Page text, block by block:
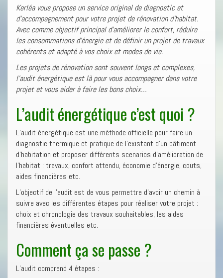
Kerléa vous propose un service original de diagnostic et
d’accompagnement pour votre projet de rénovation d’habitat.
Avec comme objectif principal d’améliorer le confort, réduire
les consommations d’énergie et de définir un projet de travaux
cohérents et adapté à vos choix et modes de vie.
Les projets de rénovation sont souvent longs et complexes,
l’audit énergétique est là pour vous accompagner dans votre
projet et vous aider à faire les bons choix…
L’audit énergétique c’est quoi ?
L’audit énergétique est une méthode officielle pour faire un
diagnostic thermique et pratique de l’existant d’un bâtiment
d’habitation et proposer différents scenarios d’amélioration de
l’habitat : travaux, confort attendu, économie d’énergie, couts,
aides financières etc.
L’objectif de l’audit est de vous permettre d’avoir un chemin à
suivre avec les différentes étapes pour réaliser votre projet :
choix et chronologie des travaux souhaitables, les aides
financières éventuelles etc.
Comment ça se passe ?
L’audit comprend 4 étapes :